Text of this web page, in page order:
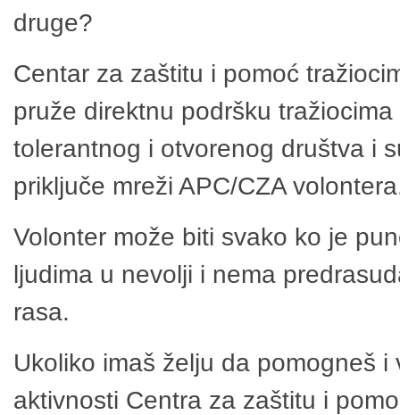
druge?
Centar za zaštitu i pomoć
pruže direktnu podršku
tolerantnog i otvorenog društva i
priključe mreži APC/CZA
Volonter može biti svako ko je
ljudima u nevolji i nema
rasa.
Ukoliko imaš želju da pomogneš
aktivnosti Centra za zaštitu i